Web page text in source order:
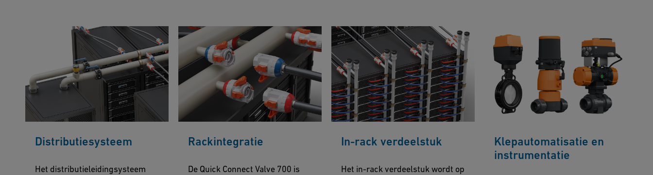
Distributiesysteem
Het distributieleidingsysteem
Rackintegratie
De Quick Connect Valve 700 is
In-rack verdeelstuk
Het in-rack verdeelstuk wordt op
Klepautomatisatie en
instrumentatie